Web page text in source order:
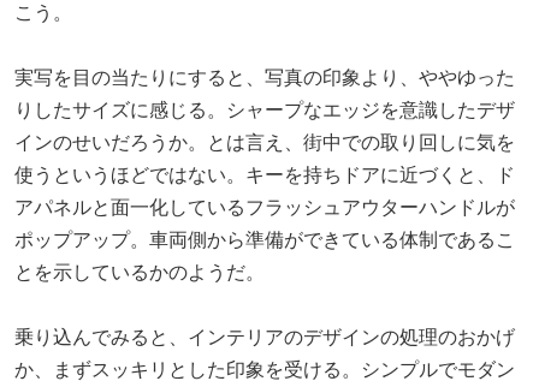
こう。
実写を目の当たりにすると、写真の印象より、ややゆった
りしたサイズに感じる。シャープなエッジを意識したデザ
インのせいだろうか。とは言え、街中での取り回しに気を
使うというほどではない。キーを持ちドアに近づくと、ド
アパネルと面一化しているフラッシュアウターハンドルが
ポップアップ。車両側から準備ができている体制であるこ
とを示しているかのようだ。
乗り込んでみると、インテリアのデザインの処理のおかげ
か、まずスッキリとした印象を受ける。シンプルでモダン